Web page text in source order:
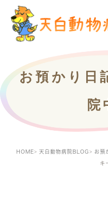
お預かり日
院
HOME 天白動物病院BLOG お預
キ